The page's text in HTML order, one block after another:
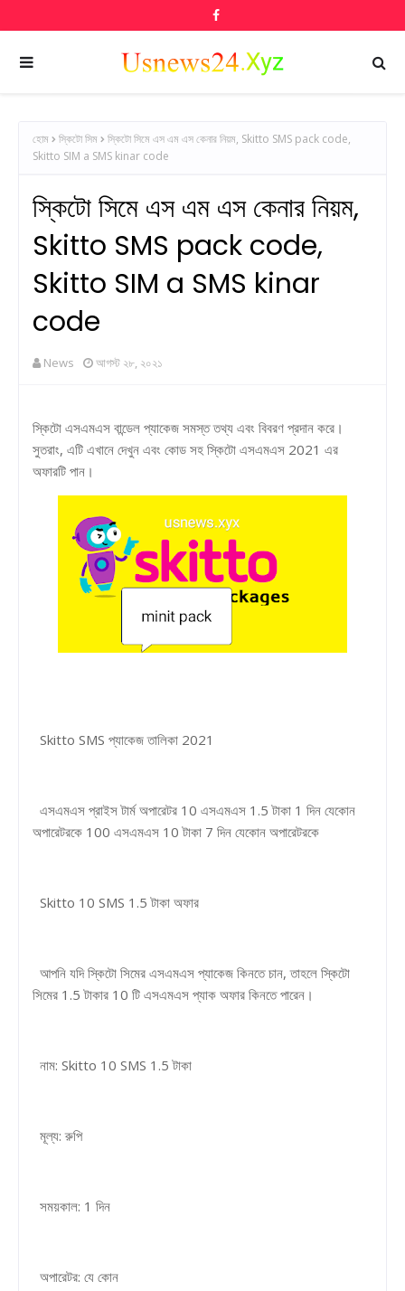
হোম স্কিটো সিম
স্কিটো সিমে এস এম এস কেনার নিয়ম, Skitto SMS pack code,
Skitto SIM a SMS kinar code
স্কিটো সিমে এস এম এস কেনার নিয়ম,
Skitto SMS pack code,
Skitto SIM a SMS kinar
code
News আগস্ট ২৮, ২০২১
স্কিটো এসএমএস বান্ডেল প্যাকেজ সমস্ত তথ্য এবং বিবরণ প্রদান করে।
সুতরাং, এটি এখানে দেখুন এবং কোড সহ স্কিটো এসএমএস 2021 এর
অফারটি পান।
Skitto SMS প্যাকেজ তালিকা 2021
এসএমএস প্রাইস টার্ম অপারেটর 10 এসএমএস 1.5 টাকা 1 দিন যেকোন
অপারেটরকে 100 এসএমএস 10 টাকা 7 দিন যেকোন অপারেটরকে
Skitto 10 SMS 1.5 টাকা অফার
আপনি যদি স্কিটো সিমের এসএমএস প্যাকেজ কিনতে চান, তাহলে স্কিটো
সিমের 1.5 টাকার 10 টি এসএমএস প্যাক অফার কিনতে পারেন।
নাম: Skitto 10 SMS 1.5 টাকা
মূল্য: রুপি
সময়কাল: 1 দিন
অপারেটর: যে কোন